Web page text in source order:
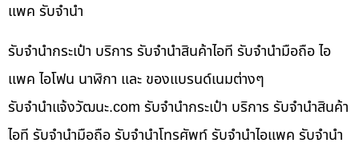
แพค รับจำนำ
รับจำนำกระเป๋า บริการ รับจำนำสินค้าไอที รับจำนำมือถือ ไอ
แพค ไอโฟน นาฬิกา และ ของแบรนด์เนมต่างๆ
รับจํานําแจ้งวัฒนะ.com รับจำนำกระเป๋า บริการ รับจำนำสินค้า
ไอที รับจำนำมือถือ รับจำนำโทรศัพท์ รับจำนำไอแพค รับจำนำ